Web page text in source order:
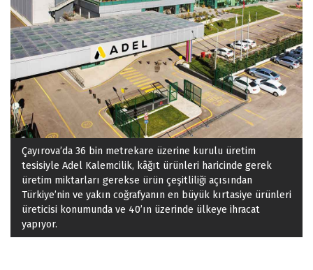
Çayırova’da 36 bin metrekare üzerine kurulu üretim
tesisiyle Adel Kalemcilik, kâğıt ürünleri haricinde gerek
üretim miktarları gerekse ürün çeşitliliği açısından
Türkiye’nin ve yakın coğrafyanın en büyük kırtasiye ürünleri
üreticisi konumunda ve 40’ın üzerinde ülkeye ihracat
yapıyor.